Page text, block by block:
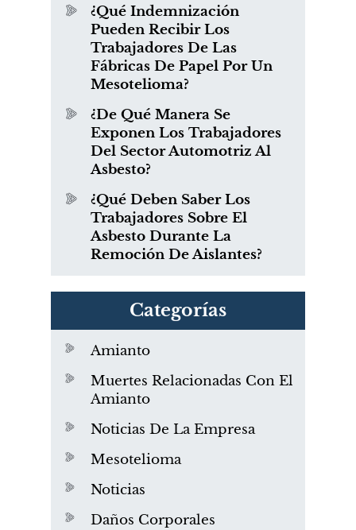
¿Qué Indemnización
Pueden Recibir Los
Trabajadores De Las
Fábricas De Papel Por Un
Mesotelioma?
¿De Qué Manera Se
Exponen Los Trabajadores
Del Sector Automotriz Al
Asbesto?
¿Qué Deben Saber Los
Trabajadores Sobre El
Asbesto Durante La
Remoción De Aislantes?
Categorías
Amianto
Muertes Relacionadas Con El
Amianto
Noticias De La Empresa
Mesotelioma
Noticias
Daños Corporales